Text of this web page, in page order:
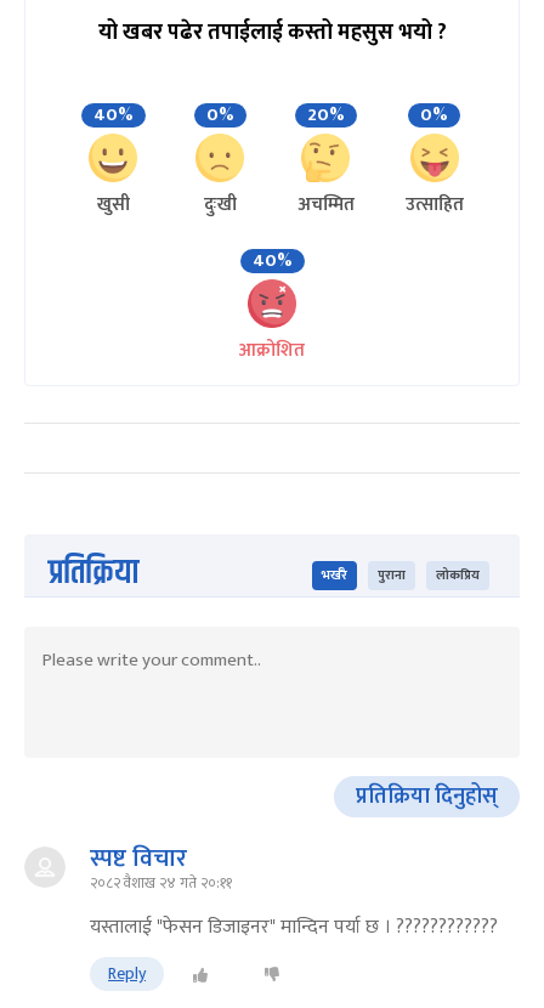
यो खबर पढेर तपाईलाई कस्तो महसुस भयो ?
40%
खुसी
0%
दुःखी
20%
अचम्मित
0%
उत्साहित
40%
आक्रोशित
प्रतिक्रिया भर्खरै पुराना लोकप्रिय
प्रतिक्रिया दिनुहोस्
स्पष्ट विचार
२०८२ वैशाख २४ गते २०:११
यस्तालाई "फेसन डिजाइनर" मान्दिन पर्या छ । ????????????
Reply